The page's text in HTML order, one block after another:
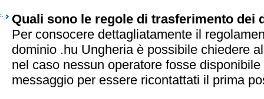
Quali sono le regole di trasferimento dei
Per consocere dettagliatamente il
dominio .hu Ungheria è possibile chiedere
nel caso nessun operatore fosse
messaggio per essere ricontattati il prima